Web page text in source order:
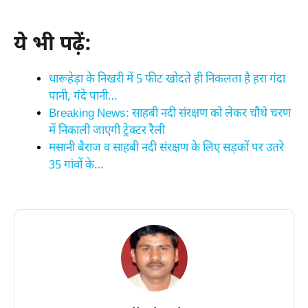
ये भी पढ़ें:
धारूहेड़ा के निखरी में 5 फीट खोदते ही निकलता है हरा गंदा
पानी, गंदे पानी…
Breaking News: साहबी नदी संरक्षण को लेकर चौथे चरण
में निकाली जाएगी ट्रेक्टर रैली
मसानी बैराज व साहबी नदी संरक्षण के लिए सड़कों पर उतरे
35 गांवों के…